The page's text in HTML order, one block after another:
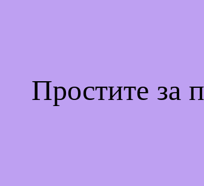
Простите за